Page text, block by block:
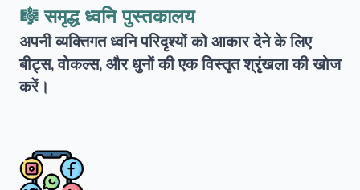
🎼 समृद्ध ध्वनि पुस्तकालय
अपनी व्यक्तिगत ध्वनि परिदृश्यों को आकार देने के लिए
बीट्स, वोकल्स, और धुनों की एक विस्तृत श्रृंखला की खोज
करें।